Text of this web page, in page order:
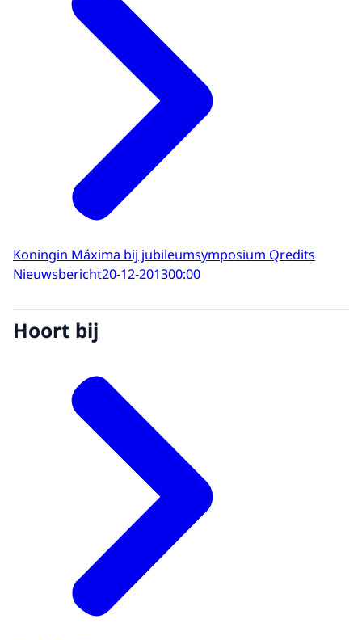
Koningin Máxima bij jubileumsymposium Qredits
Nieuwsbericht20-12-201300:00
Hoort bij